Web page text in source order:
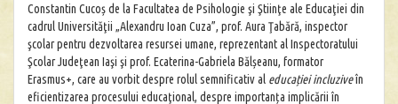
Constantin Cucoș de la Facultatea de Psihologie şi Ştiinţe ale Educaţiei din
cadrul Universităţii „Alexandru Ioan Cuza”, prof. Aura Ţabără, inspector
şcolar pentru dezvoltarea resursei umane, reprezentant al Inspectoratului
Şcolar Judeţean Iaşi şi prof. Ecaterina-Gabriela Bălșeanu, formator
Erasmus+, care au vorbit despre rolul semnificativ al educației incluziveîn
eficientizarea procesului educaţional, despre importanța implicării în